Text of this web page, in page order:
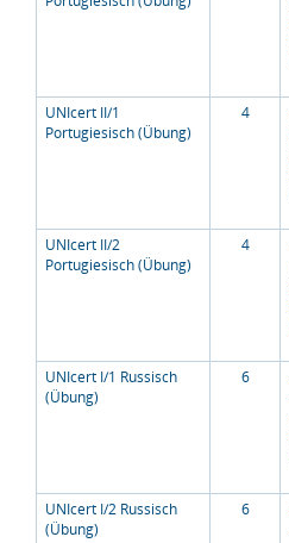
UNIcert II/1
Portugiesisch (Übung)
4
UNIcert II/2
Portugiesisch (Übung)
4
UNIcert I/1 Russisch
(Übung)
6
UNIcert I/2 Russisch
(Übung)
6